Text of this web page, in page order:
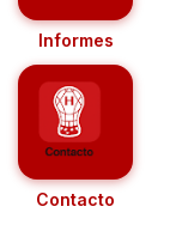
Informes
Contacto